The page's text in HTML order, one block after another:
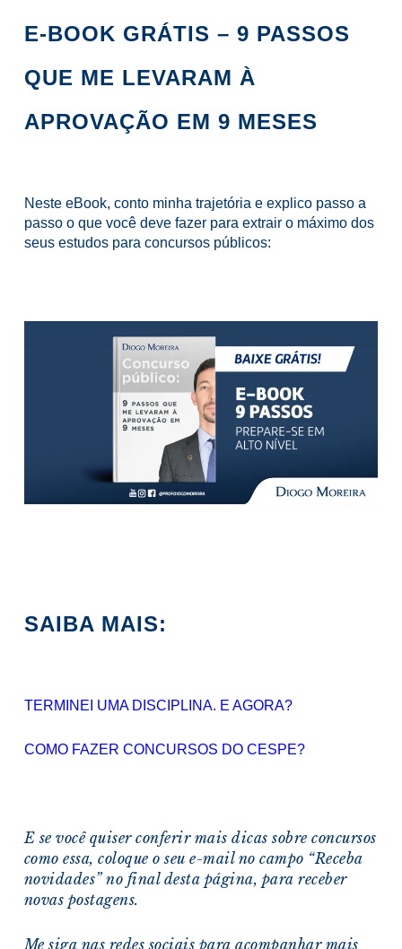
E-BOOK GRÁTIS – 9 PASSOS
QUE ME LEVARAM À
APROVAÇÃO EM 9 MESES
Neste eBook, conto minha trajetória e explico passo a
passo o que você deve fazer para extrair o máximo dos
seus estudos para concursos públicos:
SAIBA MAIS:
TERMINEI UMA DISCIPLINA. E AGORA?
COMO FAZER CONCURSOS DO CESPE?
E se você quiser conferir mais dicas sobre concursos
como essa, coloque o seu e-mail no campo “Receba
novidades” no final desta página, para receber
novas postagens.
Me siga nas redes sociais para acompanhar mais